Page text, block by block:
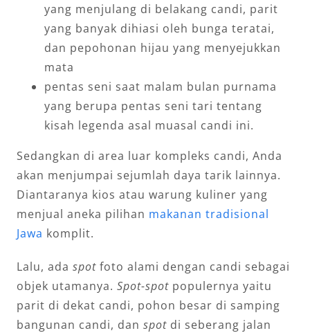
yang menjulang di belakang candi, parit
yang banyak dihiasi oleh bunga teratai,
dan pepohonan hijau yang menyejukkan
mata
pentas seni saat malam bulan purnama
yang berupa pentas seni tari tentang
kisah legenda asal muasal candi ini.
Sedangkan di area luar kompleks candi, Anda
akan menjumpai sejumlah daya tarik lainnya.
Diantaranya kios atau warung kuliner yang
menjual aneka pilihan makanan tradisional
Jawa komplit.
Lalu, ada spotfoto alami dengan candi sebagai
objek utamanya. Spot-spotpopulernya yaitu
parit di dekat candi, pohon besar di samping
bangunan candi, dan spotdi seberang jalan